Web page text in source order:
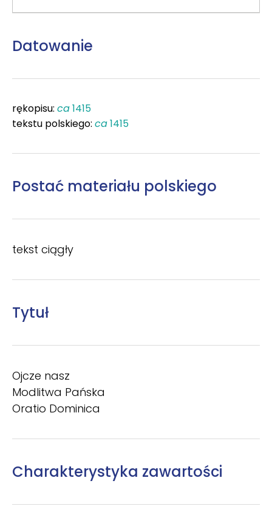
Datowanie
rękopisu: ca1415
tekstu polskiego: ca1415
Postać materiału polskiego
tekst ciągły
Tytuł
Ojcze nasz
Modlitwa Pańska
Oratio Dominica
Charakterystyka zawartości